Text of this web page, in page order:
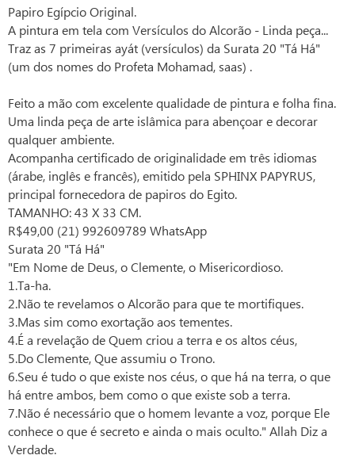
Papiro Egípcio Original.
A pintura em tela com Versículos do Alcorão - Linda peça...
Traz as 7 primeiras ayát (versículos) da Surata 20 "Tá Há"
(um dos nomes do Profeta Mohamad, saas) .
Feito a mão com excelente qualidade de pintura e folha fina.
Uma linda peça de arte islâmica para abençoar e decorar
qualquer ambiente.
Acompanha certificado de originalidade em três idiomas
(árabe, inglês e francês), emitido pela SPHINX PAPYRUS,
principal fornecedora de papiros do Egito.
TAMANHO: 43 X 33 CM.
R$49,00 (21) 992609789 WhatsApp
Surata 20 "Tá Há"
"Em Nome de Deus, o Clemente, o Misericordioso.
1.Ta-ha.
2.Não te revelamos o Alcorão para que te mortifiques.
3.Mas sim como exortação aos tementes.
4.É a revelação de Quem criou a terra e os altos céus,
5.Do Clemente, Que assumiu o Trono.
6.Seu é tudo o que existe nos céus, o que há na terra, o que
há entre ambos, bem como o que existe sob a terra.
7.Não é necessário que o homem levante a voz, porque Ele
conhece o que é secreto e ainda o mais oculto." Allah Diz a
Verdade.